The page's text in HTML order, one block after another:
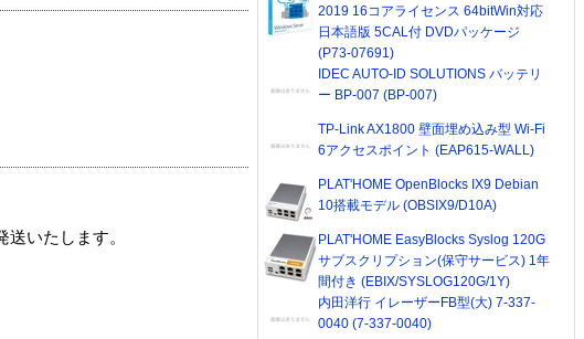
いたします。
2019 16コアライセンス 64bitWin対応
日本語版 5CAL付 DVDパッケージ
(P73-07691)
IDEC AUTO-ID SOLUTIONS バッテリ
ー BP-007 (BP-007)
TP-Link AX1800 壁面埋め込み型 Wi-Fi
6アクセスポイント (EAP615-WALL)
PLAT'HOME OpenBlocks IX9 Debian
10搭載モデル (OBSIX9/D10A)
PLAT'HOME EasyBlocks Syslog 120G
サブスクリプション(保守サービス) 1年
間付き (EBIX/SYSLOG120G/1Y)
内田洋行 イレーザーFB型(大) 7-337-
0040 (7-337-0040)